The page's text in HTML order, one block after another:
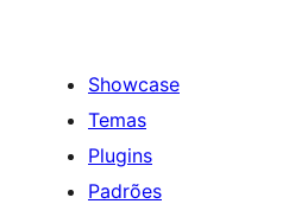
Showcase
Temas
Plugins
Padrões